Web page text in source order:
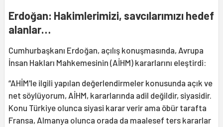
Erdoğan: Hakimlerimizi, savcılarımızı hedef
alanlar…
Cumhurbaşkanı Erdoğan, açılış konuşmasında, Avrupa
İnsan Hakları Mahkemesinin (AİHM) kararlarını eleştirdi:
“AHİM'le ilgili yapılan değerlendirmeler konusunda açık ve
net söylüyorum, AİHM, kararlarında adil değildir, siyasidir.
Konu Türkiye olunca siyasi karar verir ama öbür tarafta
Fransa, Almanya olunca orada da maalesef ters kararlar